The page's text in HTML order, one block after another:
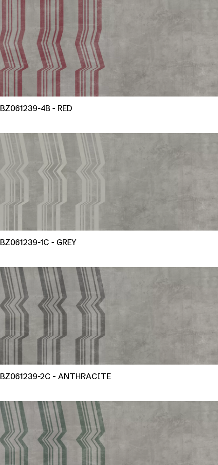
BZ061239-4B - RED
BZ061239-1C - GREY
BZ061239-2C - ANTHRACITE